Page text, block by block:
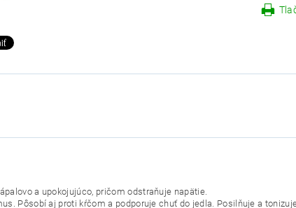
a upokojujúco, pričom odstraňuje napätie.
Pôsobí aj proti kŕčom a podporuje chuť do jedla. Posilňuje a